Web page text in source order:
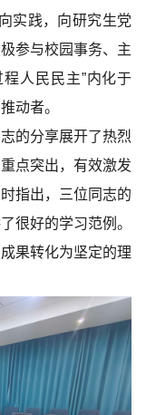
实践，向研究生党
参与校园事务、主
人民民主”内化于
动者。
的分享展开了热烈
点突出，有效激发
指出，三位同志的
很好的学习范例。
果转化为坚定的理